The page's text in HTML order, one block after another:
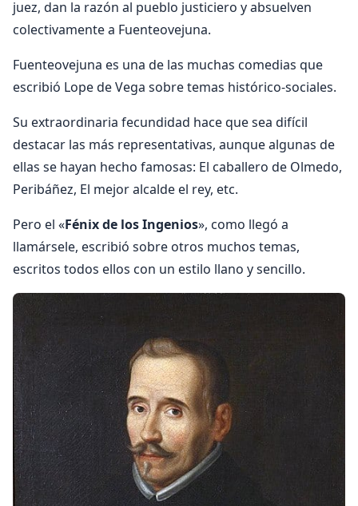
juez, dan la razón al pueblo justiciero y absuelven
colectivamente a Fuenteovejuna.
Fuenteovejuna es una de las muchas comedias que
escribió Lope de Vega sobre temas histórico-sociales.
Su extraordinaria fecundidad hace que sea difícil
destacar las más representativas, aunque algunas de
ellas se hayan hecho famosas: El caballero de Olmedo,
Peribáñez, El mejor alcalde el rey, etc.
Pero el «Fénix de los Ingenios», como llegó a
llamársele, escribió sobre otros muchos temas,
escritos todos ellos con un estilo llano y sencillo.